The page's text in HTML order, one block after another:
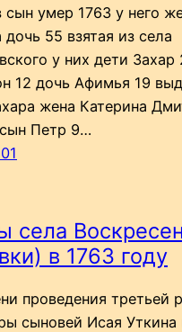
сын умер 1763 у него
дочь 55 взятая из села
у них дети
12 дочь Афимья 19
жена Катерина
Петр 9…
села
в 1763 году
проведения третьей
сыновей Исая Уткина